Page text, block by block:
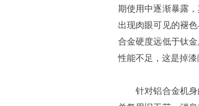
期使用中逐渐暴露
出现肉眼可见的褪
合金硬度远低于钛
性能不足，这是掉漆
针对铝合金机身